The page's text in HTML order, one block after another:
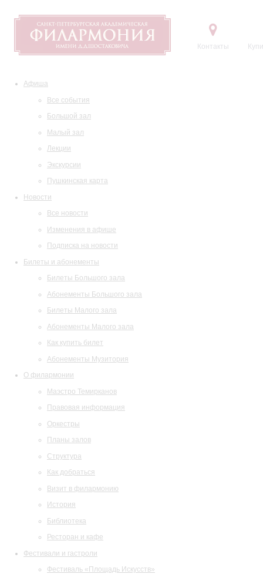
Контакты
Афиша
Все события
Большой зал
Малый зал
Лекции
Экскурсии
Пушкинская карта
Новости
Все новости
Изменения в афише
Подписка на новости
Билеты и абонементы
Билеты Большого зала
Абонементы Большого зала
Билеты Малого зала
Абонементы Малого зала
Как купить билет
Абонементы Музитория
О филармонии
Маэстро Темирканов
Правовая информация
Оркестры
Планы залов
Структура
Как добраться
Визит в филармонию
История
Библиотека
Ресторан и кафе
Фестивали и гастроли
Фестиваль «Площадь Искусств»